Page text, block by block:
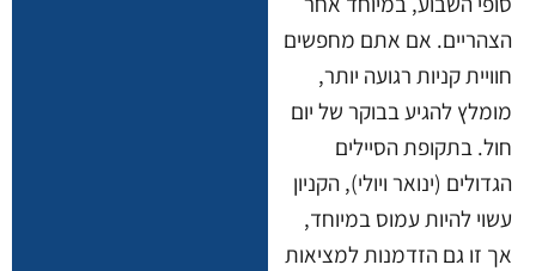
הצהריים. אם אתם מחפשים
חוויית קניות רגועה יותר,
מומלץ להגיע בבוקר של יום
חול. בתקופת הסיילים
הגדולים (ינואר ויולי), הקניון
עשוי להיות עמוס במיוחד,
אך זו גם הזדמנות למציאות